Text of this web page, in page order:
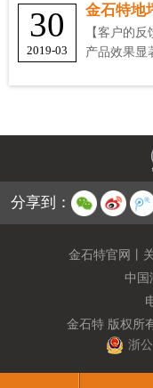
30
2019-03
金石特地
【客户的
产品效果显
分享到：
金石特官网
中国
金石特 版权所
浙